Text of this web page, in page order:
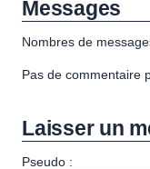
Messages
Nombres de
Pas de commentaire
Laisser un
Pseudo :